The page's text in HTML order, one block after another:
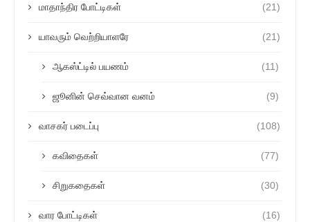
மாதாந்திர போட்டிகள் (21)
யாவரும் வெற்றியாளரே (21)
ஆகஸ்ட்டில் பயணம் (11)
ஜூனின் செவ்வான வனம் (9)
வாசகர் படைப்பு (108)
கவிதைகள் (77)
சிறுகதைகள் (30)
வார போட்டிகள் (16)